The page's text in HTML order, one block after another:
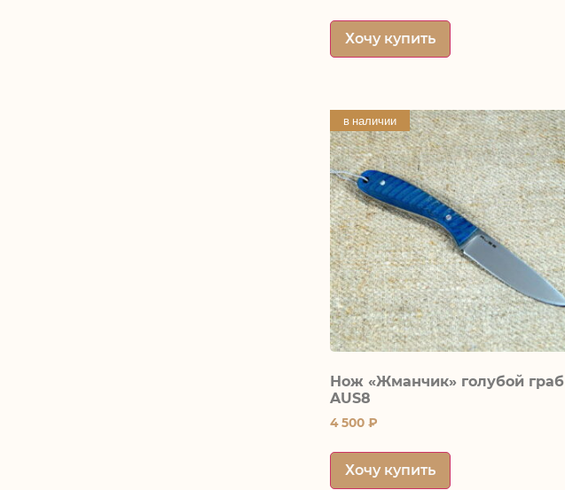
Хочу купить
в наличии
Нож «Жманчик» голубой граб
AUS8
4 500 ₽
Хочу купить